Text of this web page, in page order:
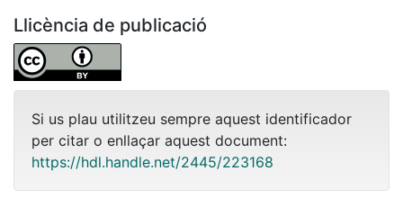
Llicència de publicació
Si us plau utilitzeu sempre aquest identificador
per citar o enllaçar aquest document:
https://hdl.handle.net/2445/223168